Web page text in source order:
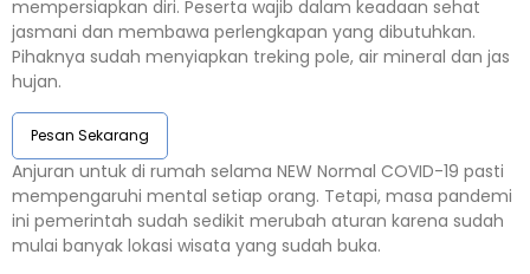
mempersiapkan diri. Peserta wajib dalam keadaan sehat
jasmani dan membawa perlengkapan yang dibutuhkan.
Pihaknya sudah menyiapkan treking pole, air mineral dan jas
hujan.
Pesan Sekarang
Anjuran untuk di rumah selama NEW Normal COVID-19 pasti
mempengaruhi mental setiap orang. Tetapi, masa pandemi
ini pemerintah sudah sedikit merubah aturan karena sudah
mulai banyak lokasi wisata yang sudah buka.